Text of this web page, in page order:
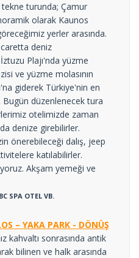
turunda; Çamur
olarak Kaunos
yerler arasında.
caretta deniz
Plajı'nda yüzme
ve yüzme molasının
giderek Türkiye'nin en
Bugün düzenlenecek tura
otelimizde zaman
denize girebilirler.
önerebileceği dalış, jeep
katılabilirler.
Akşam yemeği ve
SPA OTEL VB.
– YAKA PARK - DÖNÜŞ
kahvaltı sonrasında antik
bilinen ve halk arasında